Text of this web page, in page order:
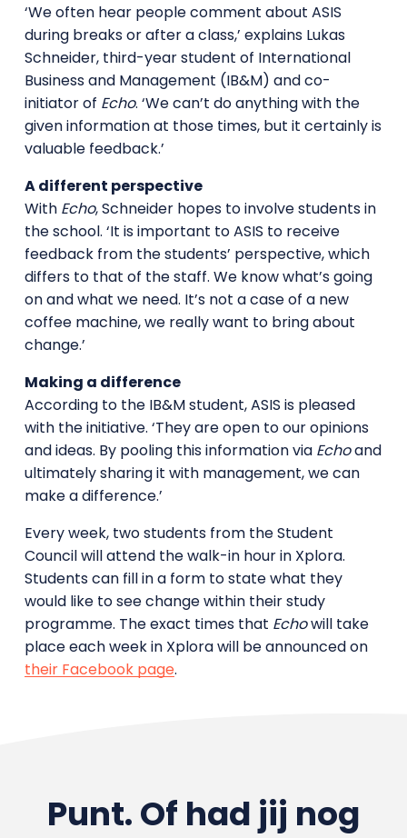
‘We often hear people comment about ASIS
during breaks or after a class,’ explains Lukas
Schneider, third-year student of International
Business and Management (IB&M) and co-
initiator of Echo. ‘We can’t do anything with the
given information at those times, but it certainly is
valuable feedback.’
A different perspective
With Echo, Schneider hopes to involve students in
the school. ‘It is important to ASIS to receive
feedback from the students’ perspective, which
differs to that of the staff. We know what’s going
on and what we need. It’s not a case of a new
coffee machine, we really want to bring about
change.’
Making a difference
According to the IB&M student, ASIS is pleased
with the initiative. ‘They are open to our opinions
and ideas. By pooling this information via Echoand
ultimately sharing it with management, we can
make a difference.’
Every week, two students from the Student
Council will attend the walk-in hour in Xplora.
Students can fill in a form to state what they
would like to see change within their study
programme. The exact times that Echowill take
place each week in Xplora will be announced on
their Facebook page.
Punt. Of had jij nog